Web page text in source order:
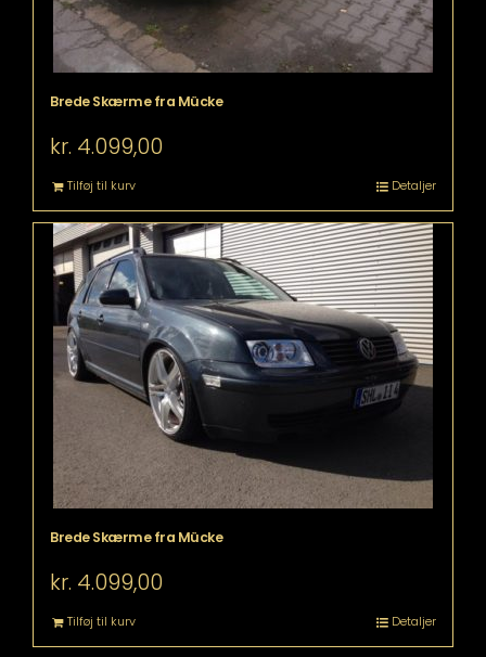
Brede Skærme fra Mücke
kr. 4.099,00
Tilføj til kurv Detaljer
Brede Skærme fra Mücke
kr. 4.099,00
Tilføj til kurv Detaljer